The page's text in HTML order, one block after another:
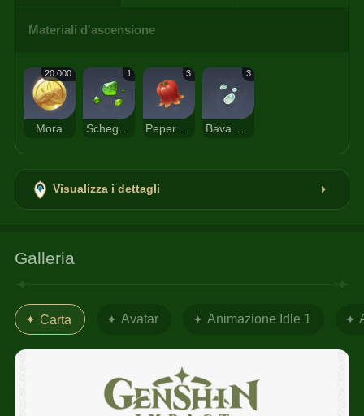
Materiali d'ascensione
20.000
Mora
1 3 3
Visualizza i dettagli
Galleria
Carta Avatar Animazione Idle 1